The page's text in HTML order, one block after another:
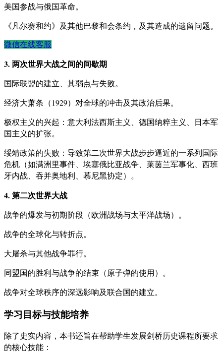
美国参战与俄国革命。
《凡尔赛和约》及其他巴黎和会条约，及其造成的遗留问题。
微信在线客服
3. 两次世界大战之间的间歇期
国际联盟的建立、其弱点与失败。
经济大萧条（1929）对全球的冲击及其政治后果。
极权主义的兴起：意大利法西斯主义、德国纳粹主义、日本军
国主义的扩张。
绥靖政策的失败：导致第二次世界大战步步逼近的一系列国际
危机（如满洲里事件、埃塞俄比亚战争、莱茵兰军事化、西班
牙内战、吞并奥地利、慕尼黑协定）。
4. 第二次世界大战
战争的爆发与初期阶段（欧洲战场与太平洋战场）。
战争的全球化与转折点。
大屠杀与其他战争罪行。
同盟国的胜利与战争的结束（原子弹的使用）。
战争对全球秩序的深远影响及联合国的建立。
学习目标与技能培养
除了史实内容，本书还旨在帮助学生发展剑桥历史课程所要求
的核心技能：